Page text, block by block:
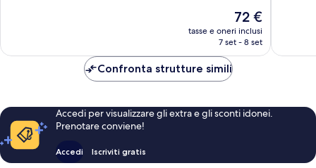
Il
prezzo
attuale
72 €
tasse e oneri inclusi
7 set - 8 set
Confronta strutture simili
Accedi per visualizzare gli extra e gli sconti idonei.
Prenotare conviene!
Accedi Iscriviti gratis